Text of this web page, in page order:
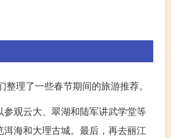
理了一些春节期间的旅游推荐。
观云大、翠湖和陆军讲武学堂等
海和大理古城。最后，再去丽江